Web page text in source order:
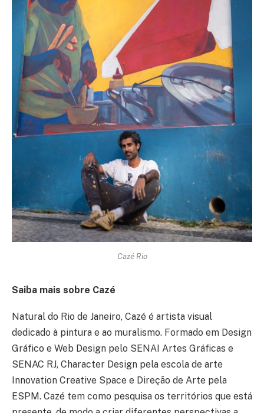
Cazé Rio
Saiba mais sobre Cazé
Natural do Rio de Janeiro, Cazé é artista visual
dedicado à pintura e ao muralismo. Formado em Design
Gráfico e Web Design pelo SENAI Artes Gráficas e
SENAC RJ, Character Design pela escola de arte
Innovation Creative Space e Direção de Arte pela
ESPM. Cazé tem como pesquisa os territórios que está